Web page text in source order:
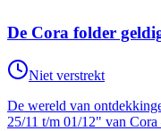
De Cora folder
Niet verstrekt
De wereld van
25/11 t/m 01/12" van